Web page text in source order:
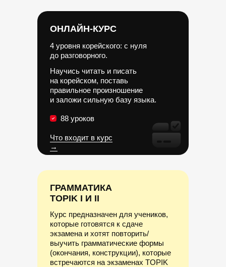
ОНЛАЙН-КУРС
4 уровня корейского: с нуля
до разговорного.
Научись читать и писать
на корейском, поставь
правильное произношение
и заложи сильную базу языка.
88 уроков
Что входит в курс
→
ГРАММАТИКА
ТOPIK I И II
Курс предназначен для учеников,
которые готовятся к сдаче
экзамена и хотят повторить/
выучить грамматические формы
(окончания, конструкции), которые
встречаются на экзаменах TOPIK